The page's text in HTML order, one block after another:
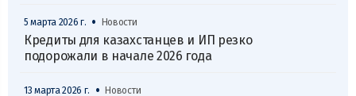
5 марта 2026 г. • Новости
Кредиты для казахстанцев и ИП резко
подорожали в начале 2026 года
13 марта 2026 г. • Новости